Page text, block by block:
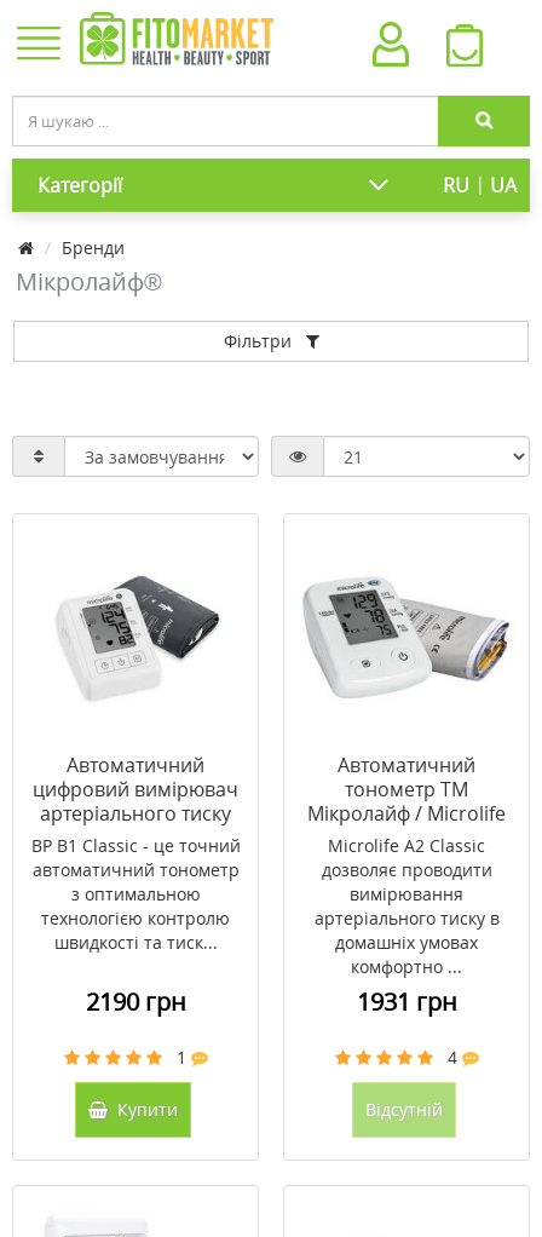
Категорії RU | UA
Бренди
Мікролайф®
Фільтри
Автоматичний
цифровий вимірювач
артеріального тиску
ТМ Мікролайф /
Microlife BP B1 Classic
BP B1 Classic - це точний
автоматичний тонометр
з оптимальною
технологією контролю
швидкості та тиск...
2190 грн
1
Купити
Автоматичний
тонометр ТМ
Мікролайф / Microlife
BP A2 Classic
Microlife A2 Classic
дозволяє проводити
вимірювання
артеріального тиску в
домашніх умовах
комфортно ...
1931 грн
4
Відсутній